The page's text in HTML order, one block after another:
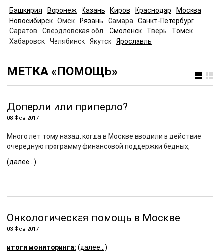
Башкирия Воронеж Казань Киров Краснодар
Москва
Новосибирск
Омск Рязань Самара
Санкт-Петербург
Саратов
Свердловская обл. Смоленск Тверь
Томск
Хабаровск
Челябинск Якутск Ярославль
МЕТКА «ПОМОЩЬ»
Доперли или приперло?
08 Фев 2017
Много лет тому назад, когда в Москве вводили в действие
очередную программу финансовой поддержки бедных,
(далее…)
Онкологическая помощь в Москве
03 Фев 2017
итоги мониторинга: (далее…)